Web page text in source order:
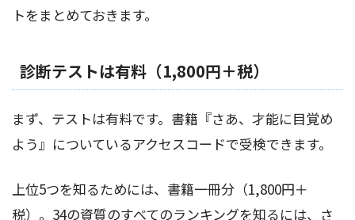
トをまとめておきます。
診断テストは有料（1,800円＋税）
まず、テストは有料です。書籍『さあ、才能に目覚め
よう』についているアクセスコードで受検できます。
上位5つを知るためには、書籍一冊分（1,800円＋
税）。34の資質のすべてのランキングを知るには、さ